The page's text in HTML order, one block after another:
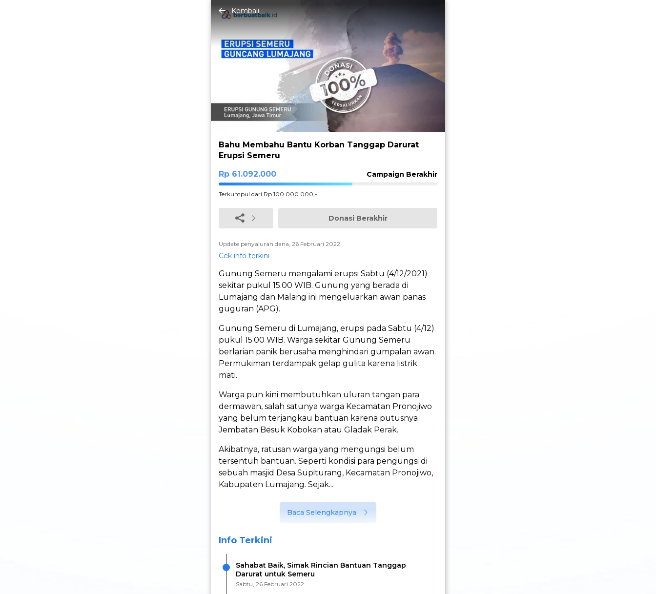
Kembali
Bahu Membahu Bantu Korban Tanggap Darurat
Erupsi Semeru
Rp 61.092.000
Campaign Berakhir
61.092%
Complete
Terkumpul dari Rp 100.000.000,-
Donasi Berakhir
Update penyaluran dana, 26 Februari 2022
Cek info terkini
Gunung Semeru mengalami erupsi Sabtu (4/12/2021)
sekitar pukul 15.00 WIB. Gunung yang berada di
Lumajang dan Malang ini mengeluarkan awan panas
guguran (APG).
Gunung Semeru di Lumajang, erupsi pada Sabtu (4/12)
pukul 15.00 WIB. Warga sekitar Gunung Semeru
berlarian panik berusaha menghindari gumpalan awan.
Permukiman terdampak gelap gulita karena listrik
mati.
Warga pun kini membutuhkan uluran tangan para
dermawan, salah satunya warga Kecamatan Pronojiwo
yang belum terjangkau bantuan karena putusnya
Jembatan Besuk Kobokan atau Gladak Perak.
Akibatnya, ratusan warga yang mengungsi belum
tersentuh bantuan. Seperti kondisi para pengungsi di
sebuah masjid Desa Supiturang, Kecamatan Pronojiwo,
Kabupaten Lumajang. Sejak...
Baca Selengkapnya
Info Terkini
Sahabat Baik, Simak Rincian Bantuan Tanggap
Darurat untuk Semeru
Sabtu, 26 Februari 2022